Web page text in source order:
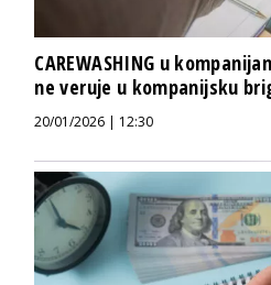
CAREWASHING u
ne veruje u kompanijsku
20/01/2026 | 12:30